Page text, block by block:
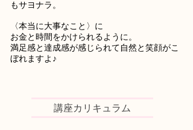
もサヨナラ。
〈本当に大事なこと〉に
お金と時間をかけられるように。
満足感と達成感が感じられて自然と笑顔がこ
ぼれますよ♪
講座カリキュラム